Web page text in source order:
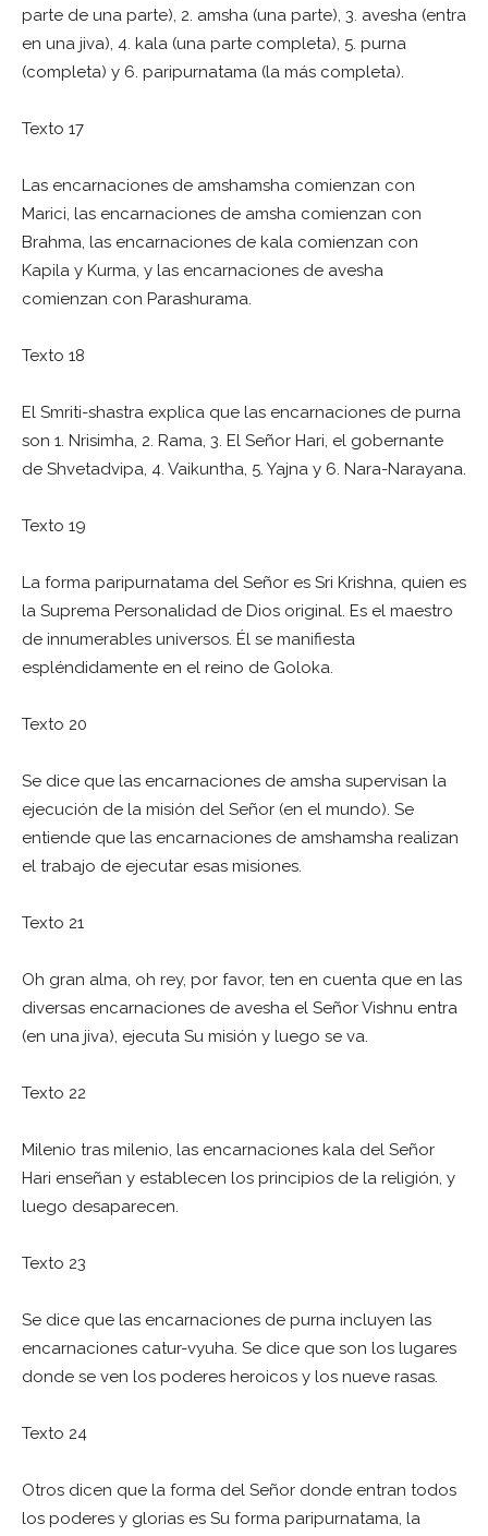
parte de una parte), 2. amsha (una parte), 3. avesha (entra
en una jiva), 4. kala (una parte completa), 5. purna
(completa) y 6. paripurnatama (la más completa).
Texto 17
Las encarnaciones de amshamsha comienzan con
Marici, las encarnaciones de amsha comienzan con
Brahma, las encarnaciones de kala comienzan con
Kapila y Kurma, y ​​las encarnaciones de avesha
comienzan con Parashurama.
Texto 18
El Smriti-shastra explica que las encarnaciones de purna
son 1. Nrisimha, 2. Rama, 3. El Señor Hari, el gobernante
de Shvetadvipa, 4. Vaikuntha, 5. Yajna y 6. Nara-Narayana.
Texto 19
La forma paripurnatama del Señor es Sri Krishna, quien es
la Suprema Personalidad de Dios original. Es el maestro
de innumerables universos. Él se manifiesta
espléndidamente en el reino de Goloka.
Texto 20
Se dice que las encarnaciones de amsha supervisan la
ejecución de la misión del Señor (en el mundo). Se
entiende que las encarnaciones de amshamsha realizan
el trabajo de ejecutar esas misiones.
Texto 21
Oh gran alma, oh rey, por favor, ten en cuenta que en las
diversas encarnaciones de avesha el Señor Vishnu entra
(en una jiva), ejecuta Su misión y luego se va.
Texto 22
Milenio tras milenio, las encarnaciones kala del Señor
Hari enseñan y establecen los principios de la religión, y
luego desaparecen.
Texto 23
Se dice que las encarnaciones de purna incluyen las
encarnaciones catur-vyuha. Se dice que son los lugares
donde se ven los poderes heroicos y los nueve rasas.
Texto 24
Otros dicen que la forma del Señor donde entran todos
los poderes y glorias es Su forma paripurnatama, la